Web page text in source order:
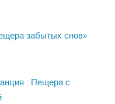
забытых снов»
: Пещера с